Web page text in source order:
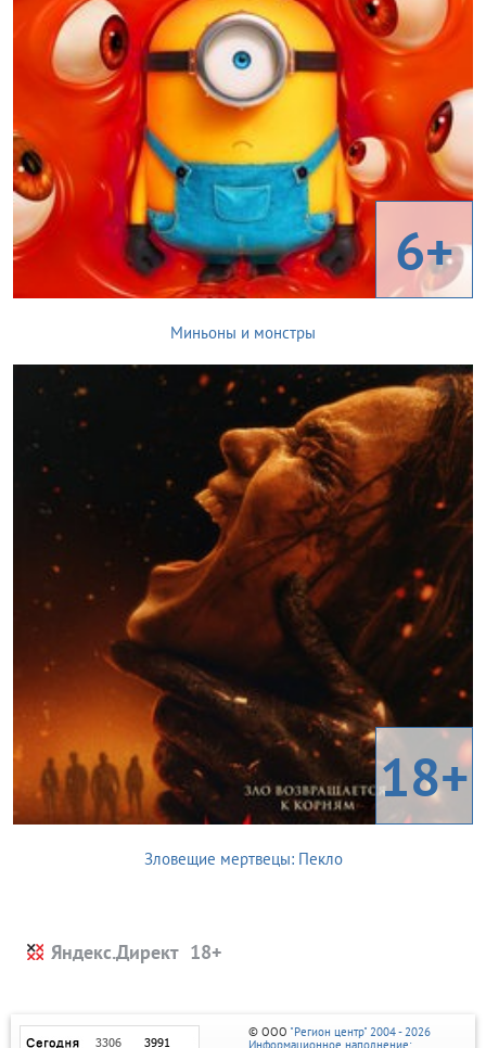
6+
Миньоны и монстры
18+
Зловещие мертвецы: Пекло
Яндекс.Директ
© ООО "Регион центр" 2004 - 2026
Информационное наполнение: